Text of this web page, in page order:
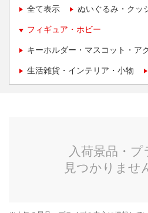
全て表示 ぬいぐるみ・クッ
フィギュア・ホビー
キーホルダー・マスコット・ア
生活雑貨・インテリア・小物